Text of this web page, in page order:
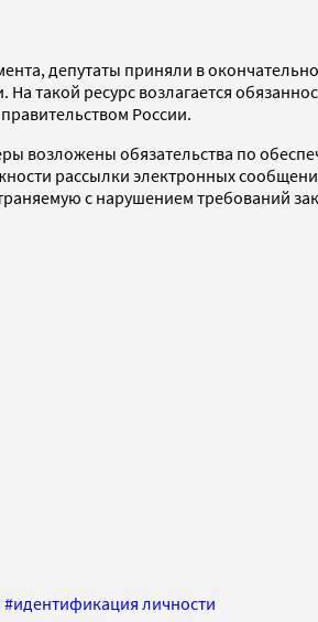
депутаты приняли в
такой ресурс возлагается
России.
возложены обязательства по
рассылки электронных
с нарушением требований
#идентификация личности